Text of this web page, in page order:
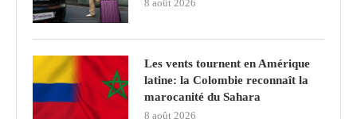
8 août 2026
Les vents tournent en Amérique
latine: la Colombie reconnaît la
marocanité du Sahara
8 août 2026